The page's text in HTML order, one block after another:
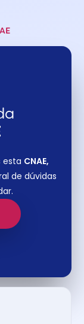
esta CNAE,
de dúvidas